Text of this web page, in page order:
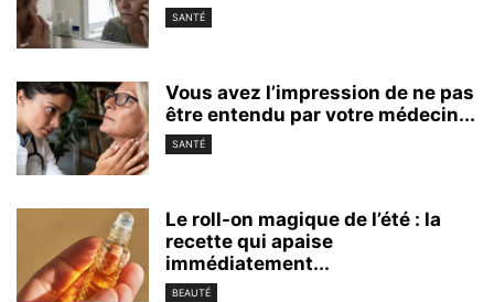
SANTÉ
Vous avez l’impression de ne pas
être entendu par votre médecin...
SANTÉ
Le roll-on magique de l’été : la
recette qui apaise
immédiatement...
BEAUTÉ